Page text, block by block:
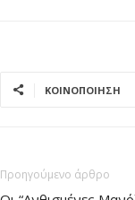
ΚΟΙΝΟΠΟΙΗΣΗ
Προηγούμενο άρθρο